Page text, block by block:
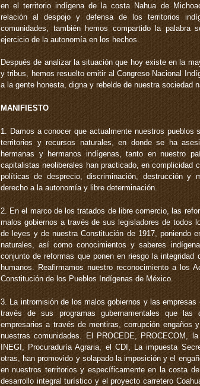
en el territorio indígena de la costa Nahua de
relación al despojo y defensa de los territorios
comunidades, también hemos compartido la palabra
ejercicio de la autonomía en los hechos.
Después de analizar la situación que hoy existe en la
y tribus, hemos resuelto emitir al Congreso Nacional
a la gente honesta, digna y rebelde de nuestra sociedad
MANIFIESTO
1. Damos a conocer que actualmente nuestros
territorios y recursos naturales, en donde se ha
hermanas y hermanos indígenas, tanto en nuestro
capitalistas neoliberales han practicado, en complicidad
políticas de desprecio, discriminación, destrucción y
derecho a la autonomía y libre determinación.
2. En el marco de los tratados de libre comercio, las
malos gobiernos a través de sus legisladores de todos
de leyes y de nuestra Constitución de 1917, poniendo
naturales, así como conocimientos y saberes
conjunto de reformas que ponen en riesgo la
humanos. Reafirmamos nuestro reconocimiento a los
Constitución de los Pueblos Indígenas de México.
3. La intromisión de los malos gobiernos y las
través de sus programas gubernamentales que las
empresarios a través de mentiras, corrupción engaños
nuestras comunidades. El PROCEDE, PROCECOM,
INEGI, Procuraduría Agraria, el CDI, La impuesta
otras, han promovido y solapado la imposición y el
en nuestros territorios y específicamente en la costa
desarrollo integral turístico y el proyecto carretero